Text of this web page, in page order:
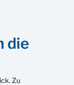
die
Zu